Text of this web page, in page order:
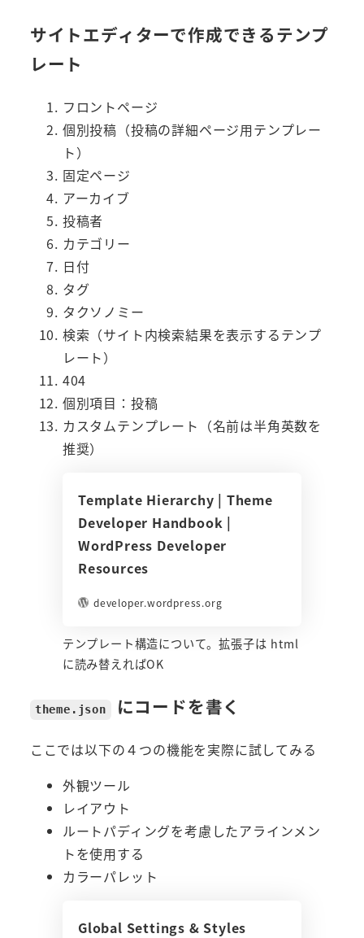
サイトエディターで作成できるテンプ
レート
フロントページ
個別投稿（投稿の詳細ページ用テンプレー
ト）
固定ページ
アーカイブ
投稿者
カテゴリー
日付
タグ
タクソノミー
検索（サイト内検索結果を表示するテンプ
レート）
404
個別項目：投稿
カスタムテンプレート（名前は半角英数を
推奨）
Template Hierarchy | Theme
Developer Handbook |
WordPress Developer
Resources
developer.wordpress.org
テンプレート構造について。拡張子は html
に読み替えればOK
theme.json にコードを書く
ここでは以下の４つの機能を実際に試してみる
外観ツール
レイアウト
ルートパディングを考慮したアラインメン
トを使用する
カラーパレット
Global Settings & Styles